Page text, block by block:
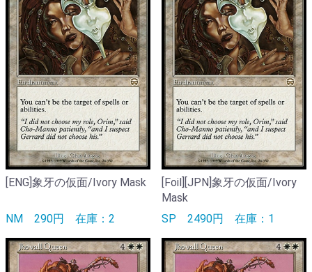
[ENG]象牙の仮面/Ivory Mask
NM 290円 在庫：2
[Foil][JPN]象牙の仮面/Ivory
Mask
SP 2490円 在庫：1